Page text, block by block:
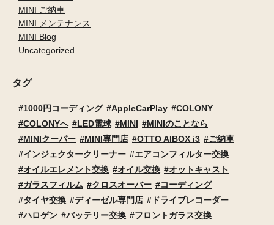
MINI ご納車
MINI メンテナンス
MINI Blog
Uncategorized
タグ
1000円コーディング AppleCarPlay
COLONY
COLONYへ
LED電球 MINI
MINIのことなら
MINIクーパー
MINI専門店 OTTO AIBOX i3
ご納車
インジェクタークリーナー
エアコンフィルター交換
オイルエレメント交換
オイル交換
オットキャスト
ガラスフィルム
クロスオーバー
コーディング
タイヤ交換
ディーゼル専門店
ドライブレコーダー
ハロゲン
バッテリー交換
フロントガラス交換